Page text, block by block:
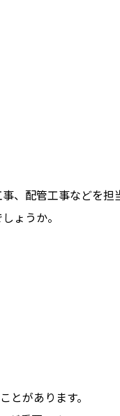
、配管工事などを担
ょうか。
があります。